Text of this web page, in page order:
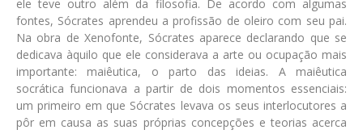
ele teve outro além da filosofia. De acordo com algumas
fontes, Sócrates aprendeu a profissão de oleiro com seu pai.
Na obra de Xenofonte, Sócrates aparece declarando que se
dedicava àquilo que ele considerava a arte ou ocupação mais
importante: maiêutica, o parto das ideias. A maiêutica
socrática funcionava a partir de dois momentos essenciais:
um primeiro em que Sócrates levava os seus interlocutores a
pôr em causa as suas próprias concepções e teorias acerca